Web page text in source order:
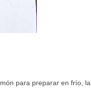
para preparar en frío, la